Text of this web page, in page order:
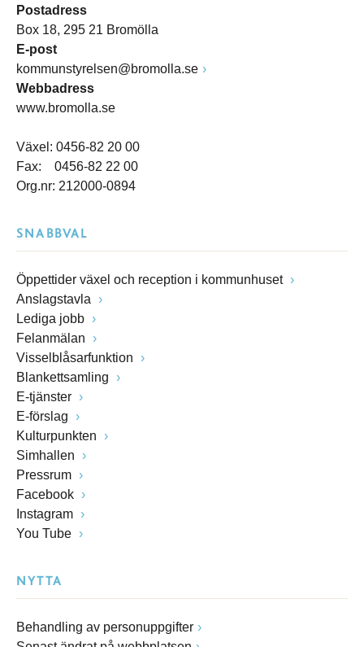
Postadress
Box 18, 295 21 Bromölla
E-post
kommunstyrelsen@bromolla.se
Webbadress
www.bromolla.se
Växel: 0456-82 20 00
Fax: 0456-82 22 00
Org.nr: 212000-0894
SNABBVAL
Öppettider växel och reception i kommunhuset
Anslagstavla
Lediga jobb
Felanmälan
Visselblåsarfunktion
Blankettsamling
E-tjänster
E-förslag
Kulturpunkten
Simhallen
Pressrum
Facebook
Instagram
You Tube
NYTTA
Behandling av personuppgifter